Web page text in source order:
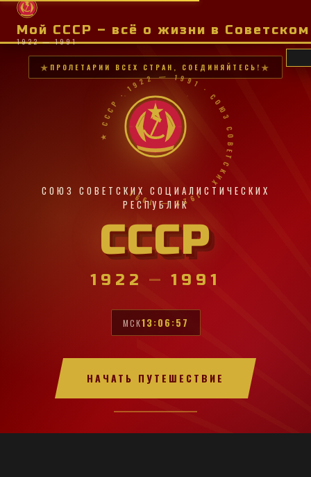
Мой СССР – всё о жизни в
1922 — 1991
ПРОЛЕТАРИИ ВСЕХ СТРАН, СОЕДИНЯЙТЕСЬ!
★ СССР · 1922 — 1991 · СОЮЗ СОВЕТСКИХ · 1922 — 1991 ·
СОЮЗ СОВЕТСКИХ СОЦИАЛИСТИЧЕСКИХ
РЕСПУБЛИК
СССР
1922 — 1991
МСК13:06:58
НАЧАТЬ ПУТЕШЕСТВИЕ